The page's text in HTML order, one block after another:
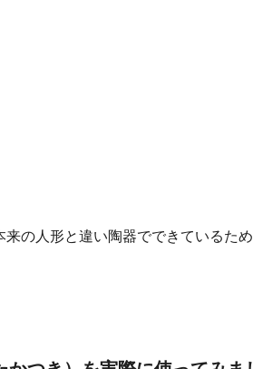
の人形と違い陶器でできているた